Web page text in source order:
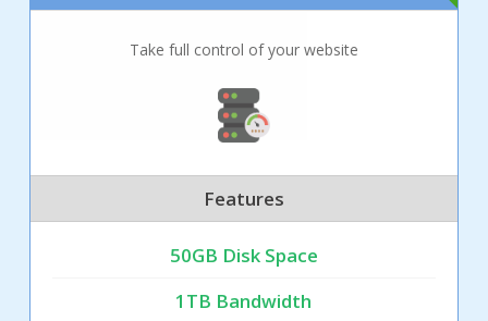
Take full control of your website
Features
50GB Disk Space
1TB Bandwidth